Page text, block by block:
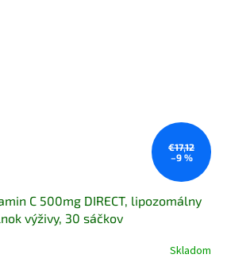
€17,12
–9 %
C 500mg DIRECT, lipozomálny
výživy, 30 sáčkov
Skladom